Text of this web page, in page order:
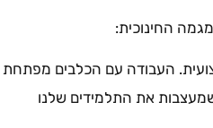
החינוכית:
העבודה עם הכלבים מפתחת
את התלמידים שלנו